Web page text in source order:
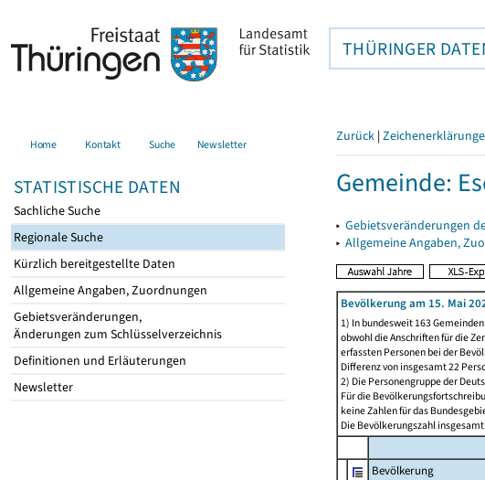
THÜRINGER
Home Kontakt Suche Newsletter
STATISTISCHE DATEN
Sachliche Suche
Regionale Suche
Kürzlich bereitgestellte Daten
Allgemeine Angaben, Zuordnungen
Gebietsveränderungen,
Änderungen zum Schlüsselverzeichnis
Definitionen und Erläuterungen
Newsletter
Zurück |
Gemeinde:
▸ Gebietsveränderungen
▸ Allgemeine Angaben,
Bevölkerung am 15. Mai
1) In bundesweit 163
obwohl die Anschriften für die
erfassten Personen bei der
Differenz von insgesamt 22
2) Die Personengruppe der
Für die
keine Zahlen für das
Die Bevölkerungszahl
Bevölkerung